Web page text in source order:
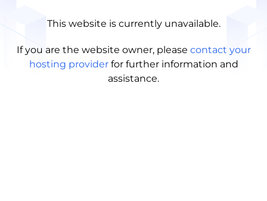
This website is currently unavailable.
If you are the website owner, please contact your
hosting provider for further information and
assistance.